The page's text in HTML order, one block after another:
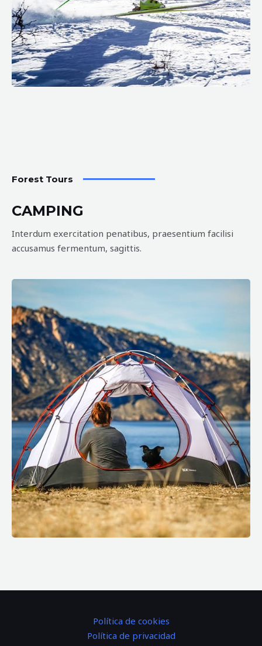
Forest Tours
CAMPING
Interdum exercitation penatibus, praesentium facilisi
accusamus fermentum, sagittis.
Política de cookies
Política de privacidad